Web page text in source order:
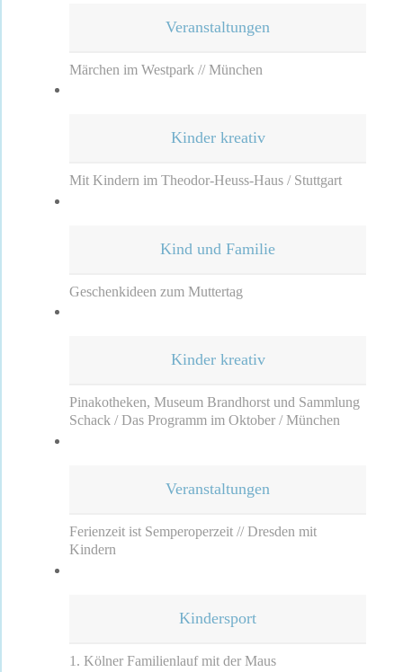
Veranstaltungen
Märchen im Westpark // München
Kinder kreativ
Mit Kindern im Theodor-Heuss-Haus / Stuttgart
Kind und Familie
Geschenkideen zum Muttertag
Kinder kreativ
Pinakotheken, Museum Brandhorst und Sammlung
Schack / Das Programm im Oktober / München
Veranstaltungen
Ferienzeit ist Semperoperzeit // Dresden mit
Kindern
Kindersport
1. Kölner Familienlauf mit der Maus